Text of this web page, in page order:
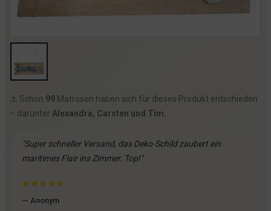
⚓️ Schon 99 Matrosen haben sich für dieses Produkt entschieden
– darunter Alexandra, Carsten und Tim
"Super schneller Versand, das Deko-Schild zaubert ein
maritimes Flair ins Zimmer. Top!"
★★★★★
— Anonym